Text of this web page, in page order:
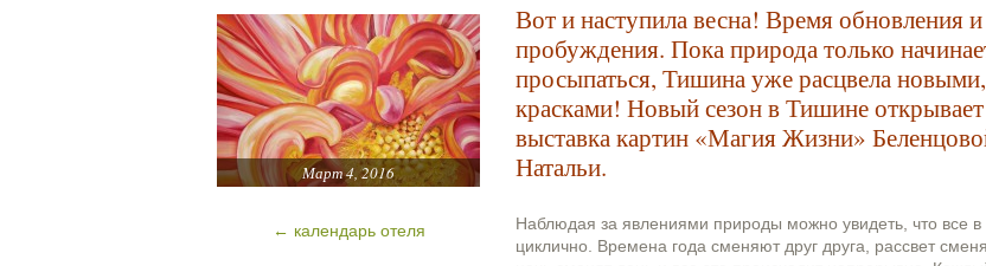
Март 4, 2016
← календарь отеля
Вот и наступила весна! Время обновления и
пробуждения. Пока природа только
просыпаться, Тишина уже расцвела
красками! Новый сезон в Тишине открывает
выставка картин «Магия Жизни»
Натальи.
Наблюдая за явлениями природы можно увидеть, что все
циклично. Времена года сменяют друг друга, рассвет